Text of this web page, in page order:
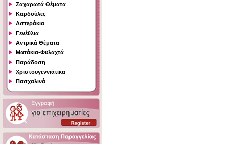
Ζαχαρωτά Θέματα
Καρδούλες
Αστεράκια
Γενέθλια
Αντρικά Θέματα
Ματάκια-Φυλαχτά
Παράδοση
Χριστουγεννιάτικα
Πασχαλινά